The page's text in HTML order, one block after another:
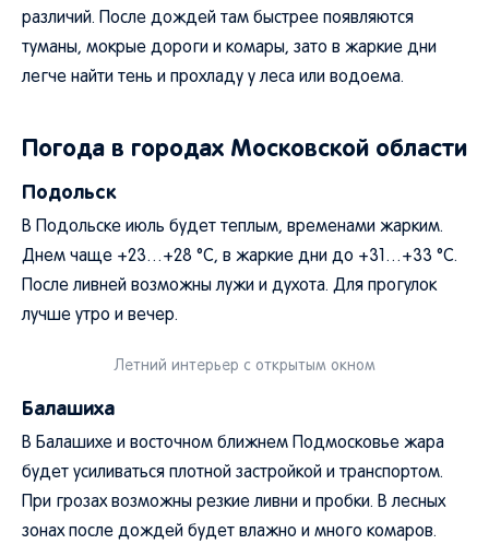
различий. После дождей там быстрее появляются
туманы, мокрые дороги и комары, зато в жаркие дни
легче найти тень и прохладу у леса или водоема.
Погода в городах Московской области
Подольск
В Подольске июль будет теплым, временами жарким.
Днем чаще +23…+28 °C, в жаркие дни до +31…+33 °C.
После ливней возможны лужи и духота. Для прогулок
лучше утро и вечер.
Летний интерьер с открытым окном
Балашиха
В Балашихе и восточном ближнем Подмосковье жара
будет усиливаться плотной застройкой и транспортом.
При грозах возможны резкие ливни и пробки. В лесных
зонах после дождей будет влажно и много комаров.